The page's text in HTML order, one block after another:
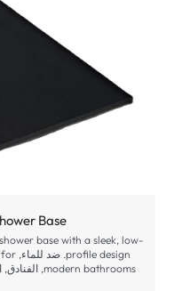
Base
base with a sleek low-
profile design . ضد للماء, for
modern bathrooms
,